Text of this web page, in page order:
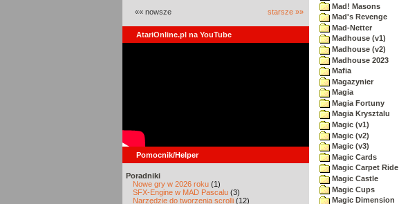
«« nowsze starsze »»
AtariOnline.pl na YouTube
Pomocnik/Helper
Poradniki
Nowe gry w 2026 roku (1)
SFX-Engine w MAD Pascalu (3)
Narzędzie do tworzenia scrolli (12)
Mad! Masons
Mad's Revenge
Mad-Netter
Madhouse (v1)
Madhouse (v2)
Madhouse 2023
Mafia
Magazynier
Magia
Magia Fortuny
Magia Krysztalu
Magic (v1)
Magic (v2)
Magic (v3)
Magic Cards
Magic Carpet Ride
Magic Castle
Magic Cups
Magic Dimension